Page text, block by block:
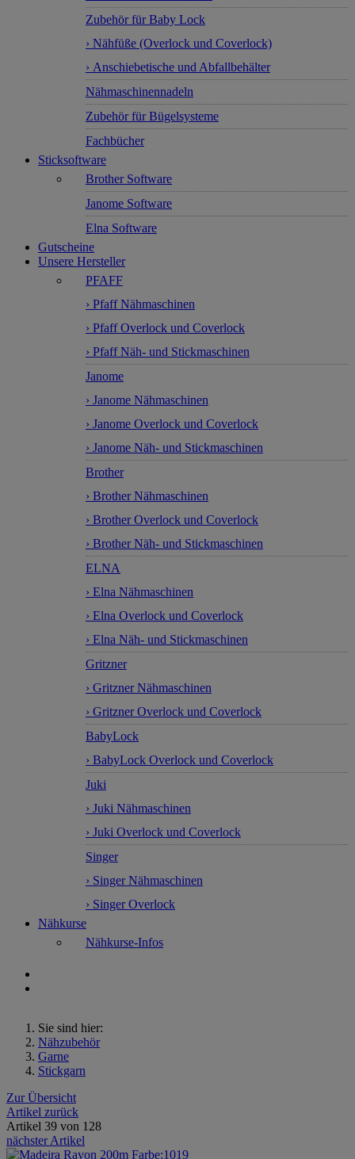
Zubehör für Baby Lock
› Nähfüße (Overlock und Coverlock)
› Anschiebetische und Abfallbehälter
Nähmaschinennadeln
Zubehör für Bügelsysteme
Fachbücher
Sticksoftware
Brother Software
Janome Software
Elna Software
Gutscheine
Unsere Hersteller
PFAFF
› Pfaff Nähmaschinen
› Pfaff Overlock und Coverlock
› Pfaff Näh- und Stickmaschinen
Janome
› Janome Nähmaschinen
› Janome Overlock und Coverlock
› Janome Näh- und Stickmaschinen
Brother
› Brother Nähmaschinen
› Brother Overlock und Coverlock
› Brother Näh- und Stickmaschinen
ELNA
› Elna Nähmaschinen
› Elna Overlock und Coverlock
› Elna Näh- und Stickmaschinen
Gritzner
› Gritzner Nähmaschinen
› Gritzner Overlock und Coverlock
BabyLock
› BabyLock Overlock und Coverlock
Juki
› Juki Nähmaschinen
› Juki Overlock und Coverlock
Singer
› Singer Nähmaschinen
› Singer Overlock
Nähkurse
Nähkurse-Infos
Sie sind hier:
Nähzubehör
Garne
Stickgarn
Zur Übersicht
Artikel zurück
Artikel 39 von 128
nächster Artikel